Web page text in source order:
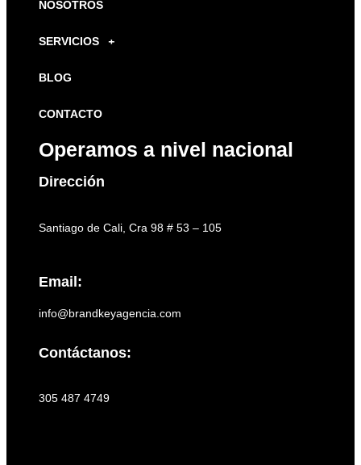
NOSOTROS
SERVICIOS
BLOG
CONTACTO
Operamos a nivel nacional
Dirección
Santiago de Cali, Cra 98 # 53 – 105
Email:
info@brandkeyagencia.com
Contáctanos:
305 487 4749